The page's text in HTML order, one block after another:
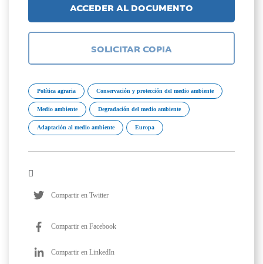
ACCEDER AL DOCUMENTO
SOLICITAR COPIA
Política agraria Conservación y protección del medio ambiente
Medio ambiente Degradación del medio ambiente
Adaptación al medio ambiente Europa
Compartir en Twitter
Compartir en Facebook
Compartir en LinkedIn